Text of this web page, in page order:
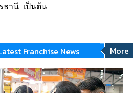
ธานี เป็นต้น
Franchise News More